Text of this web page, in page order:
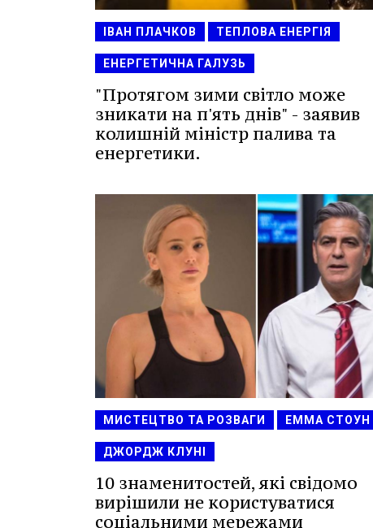
ІВАН ПЛАЧКОВ ТЕПЛОВА ЕНЕРГІЯ
ЕНЕРГЕТИЧНА ГАЛУЗЬ
"Протягом зими світло може
зникати на п'ять днів" - заявив
колишній міністр палива та
енергетики.
МИСТЕЦТВО ТА РОЗВАГИ ЕММА СТОУН
ДЖОРДЖ КЛУНІ
10 знаменитостей, які свідомо
вирішили не користуватися
соціальними мережами